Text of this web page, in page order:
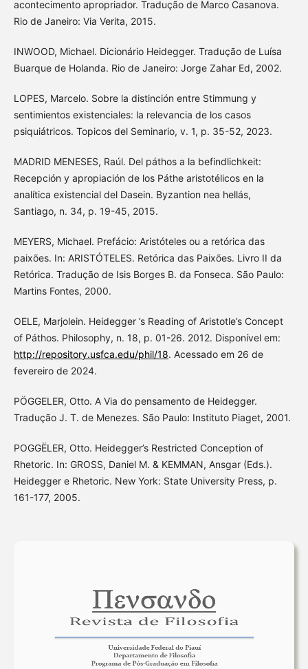
acontecimento apropriador. Tradução de Marco Casanova.
Rio de Janeiro: Via Verita, 2015.
INWOOD, Michael. Dicionário Heidegger. Tradução de Luísa
Buarque de Holanda. Rio de Janeiro: Jorge Zahar Ed, 2002.
LOPES, Marcelo. Sobre la distinción entre Stimmung y
sentimientos existenciales: la relevancia de los casos
psiquiátricos. Topicos del Seminario, v. 1, p. 35-52, 2023.
MADRID MENESES, Raúl. Del páthos a la befindlichkeit:
Recepción y apropiación de los Páthe aristotélicos en la
analítica existencial del Dasein. Byzantion nea hellás,
Santiago, n. 34, p. 19-45, 2015.
MEYERS, Michael. Prefácio: Aristóteles ou a retórica das
paixões. In: ARISTÓTELES. Retórica das Paixões. Livro II da
Retórica. Tradução de Isis Borges B. da Fonseca. São Paulo:
Martins Fontes, 2000.
OELE, Marjolein. Heidegger ’s Reading of Aristotle’s Concept
of Páthos. Philosophy, n. 18, p. 01-26. 2012. Disponível em:
http://repository.usfca.edu/phil/18. Acessado em 26 de
fevereiro de 2024.
PÖGGELER, Otto. A Via do pensamento de Heidegger.
Tradução J. T. de Menezes. São Paulo: Instituto Piaget, 2001.
POGGËLER, Otto. Heidegger’s Restricted Conception of
Rhetoric. In: GROSS, Daniel M. & KEMMAN, Ansgar (Eds.).
Heidegger e Rhetoric. New York: State University Press, p.
161-177, 2005.